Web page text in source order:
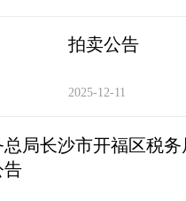
拍卖公告
2025-12-11
总局长沙市开福区税
告